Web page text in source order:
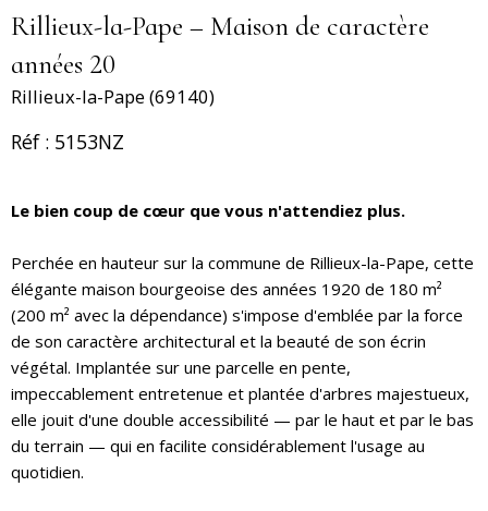
Rillieux-la-Pape – Maison de caractère
années 20
Rillieux-la-Pape (69140)
Réf : 5153NZ
Le bien coup de cœur que vous n'attendiez plus.
Perchée en hauteur sur la commune de Rillieux-la-Pape, cette
élégante maison bourgeoise des années 1920 de 180 m²
(200 m² avec la dépendance) s'impose d'emblée par la force
de son caractère architectural et la beauté de son écrin
végétal. Implantée sur une parcelle en pente,
impeccablement entretenue et plantée d'arbres majestueux,
elle jouit d'une double accessibilité — par le haut et par le bas
du terrain — qui en facilite considérablement l'usage au
quotidien.